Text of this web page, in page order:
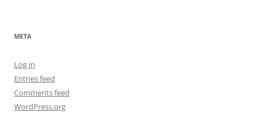
META
Log in
Entries feed
Comments feed
WordPress.org